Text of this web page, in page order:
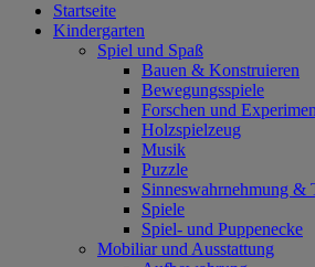
Startseite
Kindergarten
Spiel und Spaß
Bauen & Konstruieren
Bewegungsspiele
Forschen und
Holzspielzeug
Musik
Puzzle
Sinneswahrnehmung &
Spiele
Spiel- und Puppenecke
Mobiliar und Ausstattung